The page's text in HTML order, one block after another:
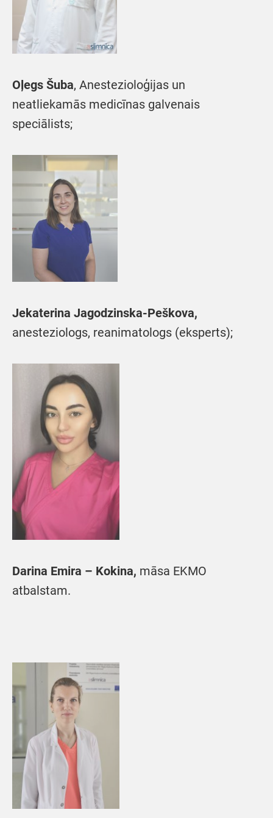
Oļegs Šuba, Anestezioloģijas un
neatliekamās medicīnas galvenais
speciālists;
Jekaterina Jagodzinska-Peškova,
anesteziologs, reanimatologs (eksperts);
Darina Emira – Kokina, māsa EKMO
atbalstam.